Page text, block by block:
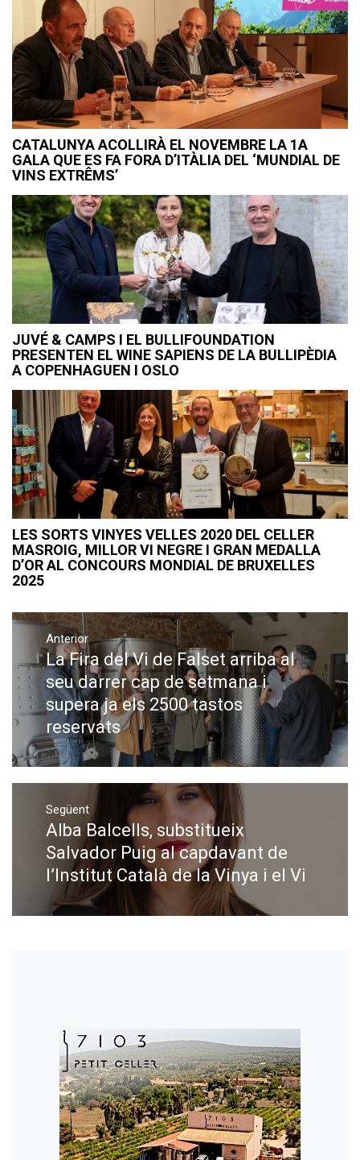
CATALUNYA ACOLLIRÀ EL NOVEMBRE LA 1A
GALA QUE ES FA FORA D’ITÀLIA DEL ‘MUNDIAL DE
VINS EXTRÊMS’
JUVÉ & CAMPS I EL BULLIFOUNDATION
PRESENTEN EL WINE SAPIENS DE LA BULLIPÈDIA
A COPENHAGUEN I OSLO
LES SORTS VINYES VELLES 2020 DEL CELLER
MASROIG, MILLOR VI NEGRE I GRAN MEDALLA
D’OR AL CONCOURS MONDIAL DE BRUXELLES
2025
Navegació
d'entrades
Anterior
Previous
post:
La Fira del Vi de Falset arriba al
seu darrer cap de setmana i
supera ja els 2500 tastos
reservats
Següent
Next
post:
Alba Balcells, substitueix
Salvador Puig al capdavant de
l’Institut Català de la Vinya i el Vi